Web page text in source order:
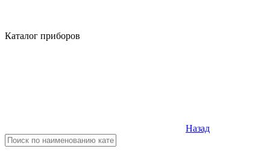
Каталог приборов
Назад